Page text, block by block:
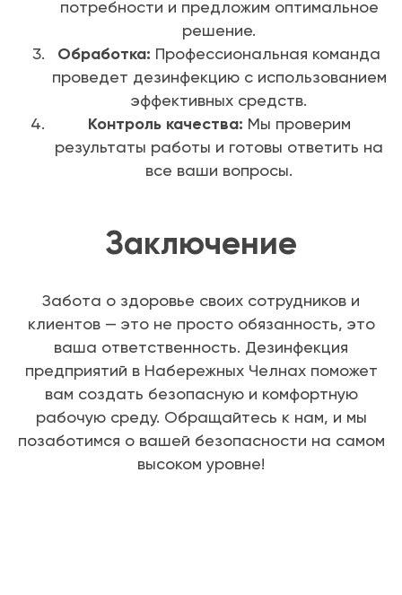
потребности и предложим оптимальное
решение.
Обработка: Профессиональная команда
проведет дезинфекцию с использованием
эффективных средств.
Контроль качества: Мы проверим
результаты работы и готовы ответить на
все ваши вопросы.
Заключение
Забота о здоровье своих сотрудников и
клиентов — это не просто обязанность, это
ваша ответственность. Дезинфекция
предприятий в Набережных Челнах поможет
вам создать безопасную и комфортную
рабочую среду. Обращайтесь к нам, и мы
позаботимся о вашей безопасности на самом
высоком уровне!